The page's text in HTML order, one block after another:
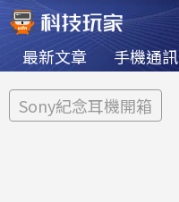
最新文章 手機通訊
Sony紀念耳機開箱